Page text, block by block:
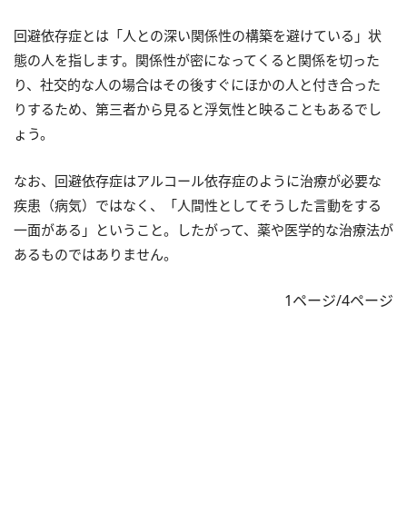
回避依存症とは「人との深い関係性の構築を避けている」状
態の人を指します。関係性が密になってくると関係を切った
り、社交的な人の場合はその後すぐにほかの人と付き合った
りするため、第三者から見ると浮気性と映ることもあるでし
ょう。
なお、回避依存症はアルコール依存症のように治療が必要な
疾患（病気）ではなく、「人間性としてそうした言動をする
一面がある」ということ。したがって、薬や医学的な治療法が
あるものではありません。
1ページ/4ページ